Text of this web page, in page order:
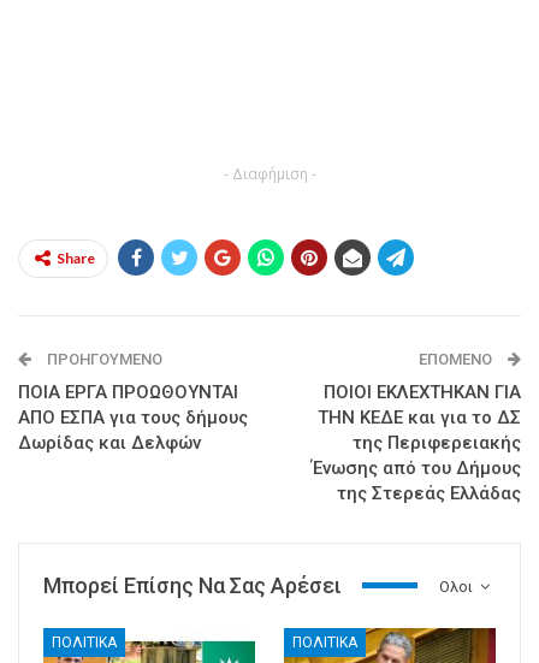
- Διαφήμιση -
Share
ΠΡΟΗΓΟΎΜΕΝΟ
ΠΟΙΑ ΕΡΓΑ ΠΡΟΩΘΟΥΝΤΑΙ
ΑΠΟ ΕΣΠΑ για τους δήμους
Δωρίδας και Δελφών
ΕΠΌΜΕΝΟ
ΠΟΙΟΙ ΕΚΛΕΧΤΗΚΑΝ ΓΙΑ
ΤΗΝ ΚΕΔΕ και για το ΔΣ
της Περιφερειακής
Ένωσης από του Δήμους
της Στερεάς Ελλάδας
Ολοι
Μπορεί Επίσης Να Σας Αρέσει
ΠΟΛΙΤΙΚΑ ΠΟΛΙΤΙΚΑ